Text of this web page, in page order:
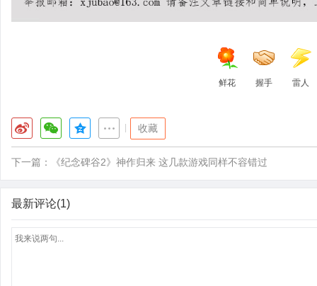
鲜花 握手 雷人
收藏
下一篇： 《纪念碑谷2》神作归来 这几款游戏同样不容错过
最新评论(1)